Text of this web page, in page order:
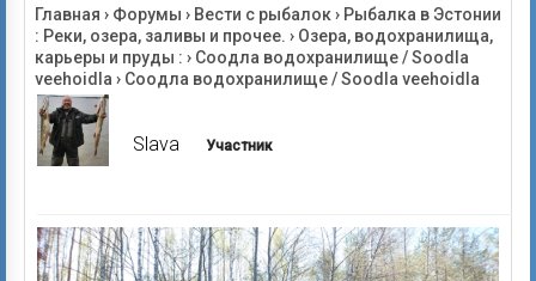
Главная › Форумы › Вести с рыбалок› Рыбалка в Эстонии
: Реки, озера, заливы и прочее. › Озера, водохранилища,
карьеры и пруды : › Соодла водохранилище / Soodla
veehoidla › Соодла водохранилище / Soodla veehoidla
Slava Участник